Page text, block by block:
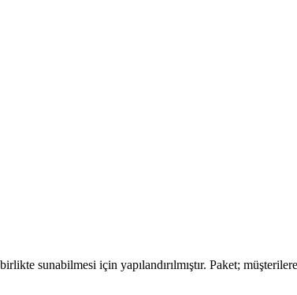
sunabilmesi için yapılandırılmıştır. Paket;